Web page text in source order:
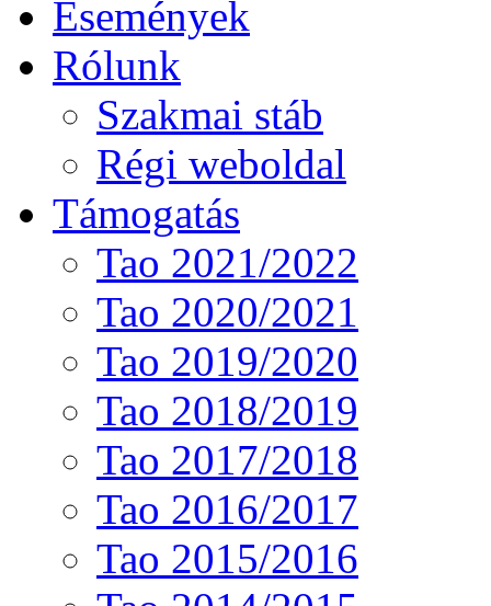
Események
Rólunk
Szakmai stáb
Régi weboldal
Támogatás
Tao 2021/2022
Tao 2020/2021
Tao 2019/2020
Tao 2018/2019
Tao 2017/2018
Tao 2016/2017
Tao 2015/2016